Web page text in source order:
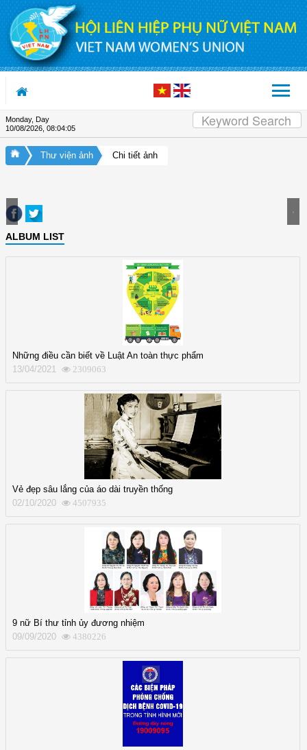
Skip to Content
Monday, Day
10/08/2026, 08:04:05
Thư viện ảnh Chi tiết ảnh
ALBUM LIST
Những điều cần biết về Luật An toàn thực phẩm
13/04/2021
2309063
Vẻ đẹp sâu lắng của áo dài truyền thống
02/10/2020
4507935
9 nữ Bí thư tỉnh ủy đương nhiệm
09/09/2020
4380226